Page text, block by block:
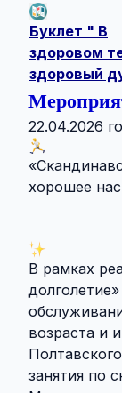
Буклет " В
здоровом
здоровый
22.04.2026
хорошее
В рамках
возраста и
занятия по